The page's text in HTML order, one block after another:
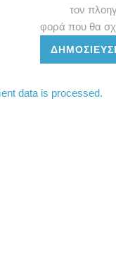
τον
φορά που θα
data is processed.